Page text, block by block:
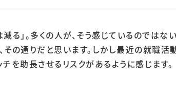
る」。多くの人が、そう感じているのではな
の通りだと思います。しかし最近の就職活
を助長させるリスクがあるように感じます。